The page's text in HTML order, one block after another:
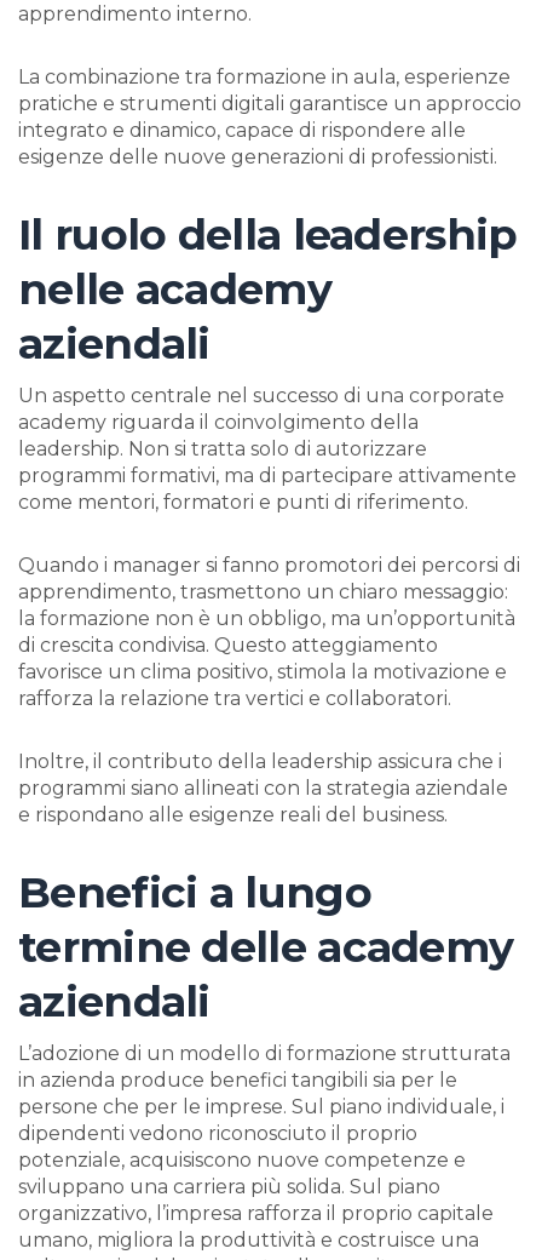
apprendimento interno.
La combinazione tra formazione in aula, esperienze
pratiche e strumenti digitali garantisce un approccio
integrato e dinamico, capace di rispondere alle
esigenze delle nuove generazioni di professionisti.
Il ruolo della leadership
nelle academy
aziendali
Un aspetto centrale nel successo di una corporate
academy riguarda il coinvolgimento della
leadership. Non si tratta solo di autorizzare
programmi formativi, ma di partecipare attivamente
come mentori, formatori e punti di riferimento.
Quando i manager si fanno promotori dei percorsi di
apprendimento, trasmettono un chiaro messaggio:
la formazione non è un obbligo, ma un’opportunità
di crescita condivisa. Questo atteggiamento
favorisce un clima positivo, stimola la motivazione e
rafforza la relazione tra vertici e collaboratori.
Inoltre, il contributo della leadership assicura che i
programmi siano allineati con la strategia aziendale
e rispondano alle esigenze reali del business.
Benefici a lungo
termine delle academy
aziendali
L’adozione di un modello di formazione strutturata
in azienda produce benefici tangibili sia per le
persone che per le imprese. Sul piano individuale, i
dipendenti vedono riconosciuto il proprio
potenziale, acquisiscono nuove competenze e
sviluppano una carriera più solida. Sul piano
organizzativo, l’impresa rafforza il proprio capitale
umano, migliora la produttività e costruisce una